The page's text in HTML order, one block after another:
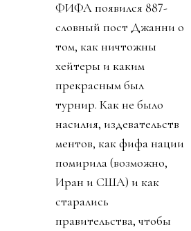
ФИФА появился 887-
словный пост Джанни о
том, как ничтожны
хейтеры и каким
прекрасным был
турнир. Как не было
насилия, издевательств
ментов, как фифа нации
помирила (возможно,
Иран и США) и как
старались
правительства, чтобы